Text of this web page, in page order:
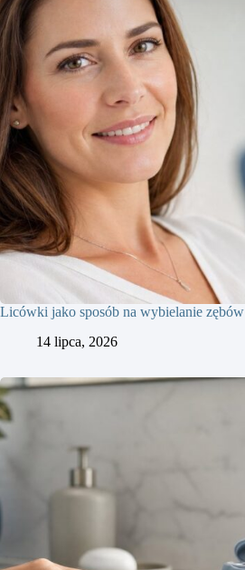
Licówki jako sposób na wybielanie zębów
14 lipca, 2026